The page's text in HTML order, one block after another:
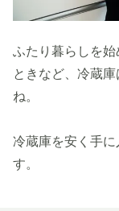
ふたり暮らしを
ときなど、冷蔵
ね。
冷蔵庫を安く手
す。